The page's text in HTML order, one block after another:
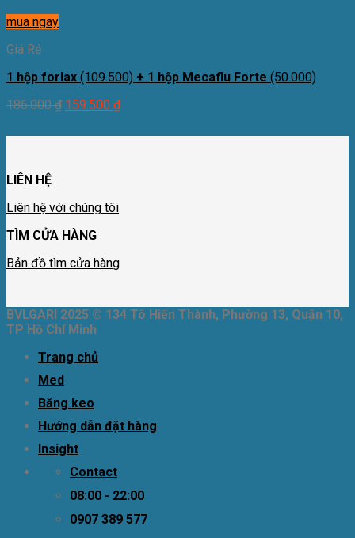
mua ngay
Giá Rẻ
1 hộp forlax (109.500) + 1 hộp Mecaflu Forte (50.000)
186.000₫ 159.500 ₫
LIÊN HỆ
Liên hệ với chúng tôi
TÌM CỬA HÀNG
Bản đồ tìm cửa hàng
BVLGARI 2025 © 134 Tô Hiến Thành, Phường 13, Quận 10,
TP Hồ Chí Minh
Trang chủ
Med
Băng keo
Hướng dẫn đặt hàng
Insight
Contact
08:00 - 22:00
0907 389 577